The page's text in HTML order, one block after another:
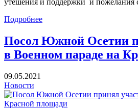
утешения и поддержки и
Подробнее
Посол Южной Осетии
в Военном параде на
09.05.2021
Новости